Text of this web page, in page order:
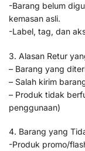
-Barang belum
kemasan asli.
-Label, tag, dan
3. Alasan Retur
– Barang yang
– Salah kirim
– Produk tidak
penggunaan)
4. Barang yang
-Produk promo/